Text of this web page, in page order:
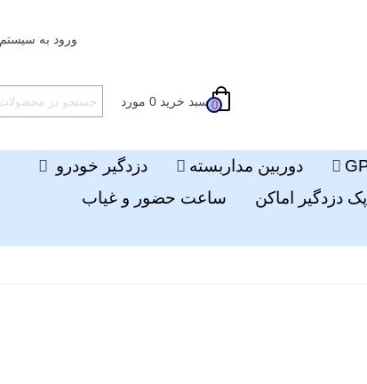
ورود به سیستم
0 سبد خرید 0 مورد
دوربین مداربسته
دزدگیر خودرو
پک دزدگیر اماکن
ساعت حضور و غیاب